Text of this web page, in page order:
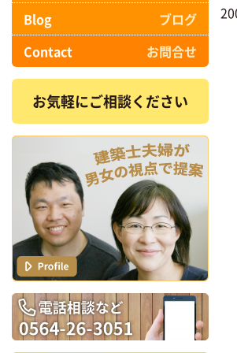
Blog
ブログ
Contact
お問合せ
お気軽にご相談ください